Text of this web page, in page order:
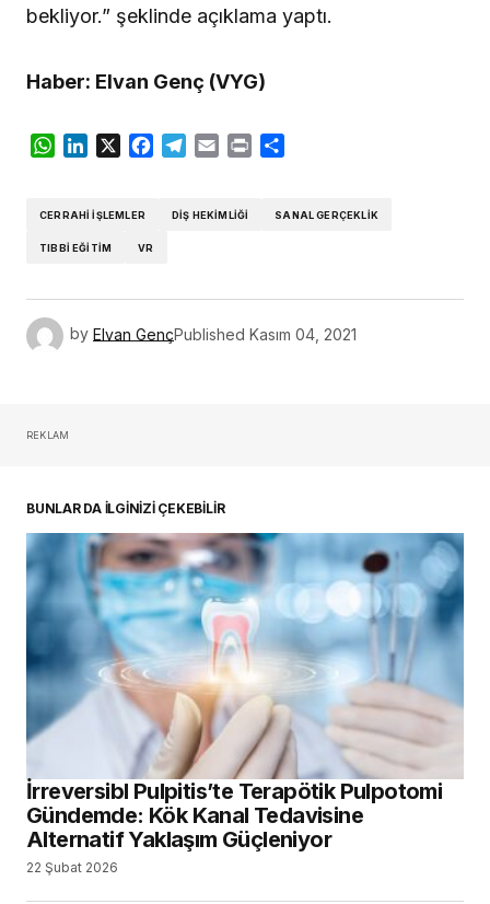
bekliyor.” şeklinde açıklama yaptı.
Haber: Elvan Genç (VYG)
WhatsApp
LinkedIn
X Facebook
Telegram
Email Print
CERRAHI İŞLEMLER DIŞ HEKIMLIĞI SANAL GERÇEKLIK
TIBBI EĞITIM VR
by Elvan GençPublished Kasım 04, 2021
REKLAM
BUNLAR DA İLGİNİZİ ÇEKEBİLİR
İrreversibl Pulpitis’te Terapötik Pulpotomi
Gündemde: Kök Kanal Tedavisine
Alternatif Yaklaşım Güçleniyor
22 Şubat 2026